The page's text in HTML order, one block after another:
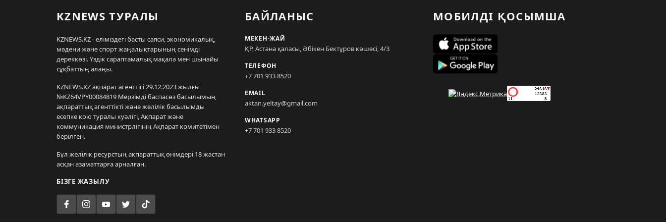
KZNEWS ТУРАЛЫ
KZNEWS.KZ - еліміздегі басты саяси, экономикалық,
мәдени және спорт жаңалықтарының сенімді
дереккөзі. Үздік сараптамалық мақала мен шынайы
сұқбаттың алаңы.
KZNEWS.KZ ақпарат агенттігі 29.12.2023 жылғы
№KZ64VPY00084819 Мерзімді баспасөз басылымын,
ақпараттық агенттікті және желілік басылымды
есепке қою туралы куәлігі, Ақпарат және
коммуникация министрлігінің Ақпарат комитетімен
берілген.
Бұл желілік ресурстың ақпараттық өнімдері 18 жастан
асқан азаматтарға арналған.
БІЗГЕ ЖАЗЫЛУ
БАЙЛАНЫС
МЕКЕН-ЖАЙ
ҚР, Астана қаласы, Әбікен Бектұров көшесі, 4/3
ТЕЛЕФОН
+7 701 933 8520
EMAIL
aktan.yeltay@gmail.com
WHATSAPP
+7 701 933 8520
МОБИЛДІ ҚОСЫМША